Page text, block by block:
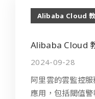
Alibaba Cloud
Alibaba Cloud
2024-09-28
阿里雲的雲監控
應用，包括閾值